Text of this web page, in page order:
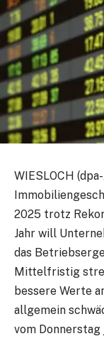
WIESLOCH
2025 trotz
Jahr will
das
Mittelfristig
bessere Werte
allgemein
vom